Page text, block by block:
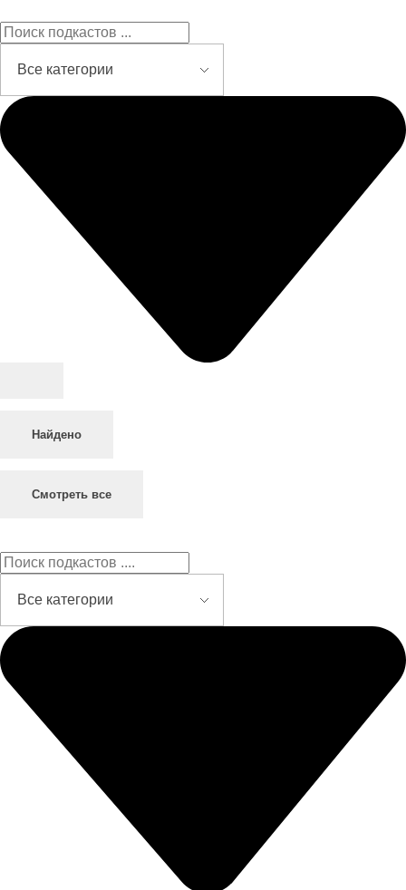
Подкасты на русском языке
слушайте бесплатно и без рекламы
Найдено
Смотреть все